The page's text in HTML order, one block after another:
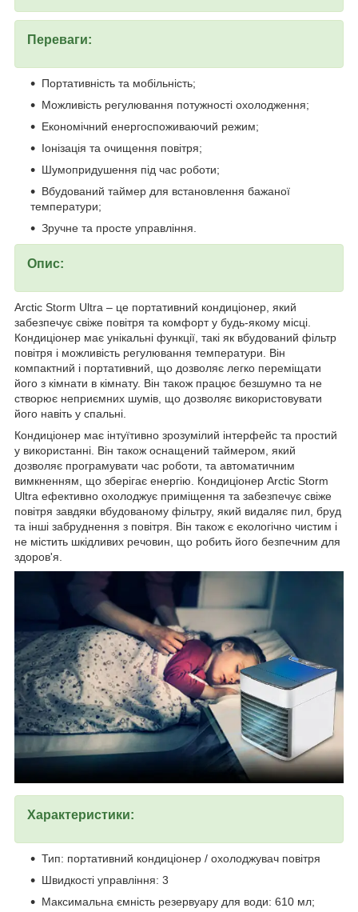
Переваги:
Портативність та мобільність;
Можливість регулювання потужності охолодження;
Економічний енергоспоживаючий режим;
Іонізація та очищення повітря;
Шумопридушення під час роботи;
Вбудований таймер для встановлення бажаної
температури;
Зручне та просте управління.
Опис:
Arctic Storm Ultra – це портативний кондиціонер, який
забезпечує свіже повітря та комфорт у будь-якому місці.
Кондиціонер має унікальні функції, такі як вбудований фільтр
повітря і можливість регулювання температури. Він
компактний і портативний, що дозволяє легко переміщати
його з кімнати в кімнату. Він також працює безшумно та не
створює неприємних шумів, що дозволяє використовувати
його навіть у спальні.
Кондиціонер має інтуїтивно зрозумілий інтерфейс та простий
у використанні. Він також оснащений таймером, який
дозволяє програмувати час роботи, та автоматичним
вимкненням, що зберігає енергію. Кондиціонер Arctic Storm
Ultra ефективно охолоджує приміщення та забезпечує свіже
повітря завдяки вбудованому фільтру, який видаляє пил, бруд
та інші забруднення з повітря. Він також є екологічно чистим і
не містить шкідливих речовин, що робить його безпечним для
здоров'я.
Характеристики:
Тип: портативний кондиціонер / охолоджувач повітря
Швидкості управління: 3
Максимальна ємність резервуару для води: 610 мл;